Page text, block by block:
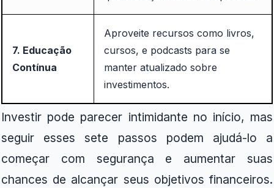
7. Educação
Contínua
Aproveite recursos como livros,
cursos, e podcasts para se
manter atualizado sobre
investimentos.
Investir pode parecer intimidante no início, mas
seguir esses sete passos podem ajudá-lo a
começar com segurança e aumentar suas
chances de alcançar seus objetivos financeiros.